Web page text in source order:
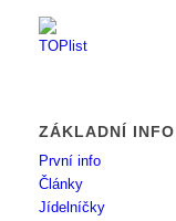
ZÁKLADNÍ INFO
První info
Články
Jídelníčky